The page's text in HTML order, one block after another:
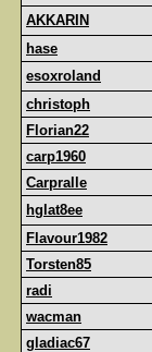
AKKARIN
hase
esoxroland
christoph
Florian22
carp1960
Carpralle
hglat8ee
Flavour1982
Torsten85
radi
wacman
gladiac67